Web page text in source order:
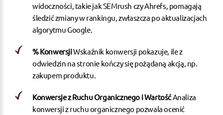
widoczności, takie jak SEMrush czy Ahrefs, pomagają
śledzić zmiany w rankingu, zwłaszcza po aktualizacjach
algorytmu Google.
% KonwersjiWskaźnik konwersji pokazuje, ile z
odwiedzin na stronie kończy się pożądaną akcją, np.
zakupem produktu.
Konwersje z Ruchu Organicznego i Wartość Analiza
konwersji z ruchu organicznego pozwala ocenić